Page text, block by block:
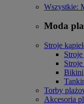
Wszystkie:
Moda
Stroje
Bikini
Torby
Akcesoria